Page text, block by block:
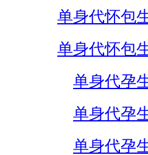
单身代怀包
单身代怀包
单身代孕
单身代孕
单身代孕